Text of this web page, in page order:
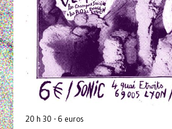
20 h 30 - 6 euros